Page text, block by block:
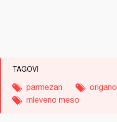
TAGOVI
parmezan origano
mleveno meso